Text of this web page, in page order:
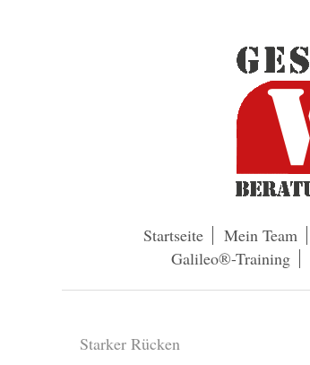
Startseite Mein Team
Galileo®-Training
Starker Rücken